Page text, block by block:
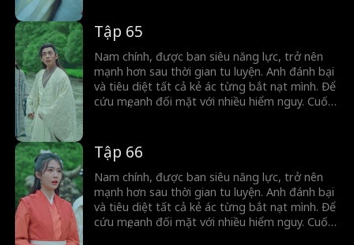
đạo tối cao.
Tập 65
Nam chính, được ban siêu năng lực, trở nên
mạnh hơn sau thời gian tu luyện. Anh đánh bại
và tiêu diệt tất cả kẻ ác từng bắt nạt mình. Để
cứu mẹ, anh đối mặt với nhiều hiểm nguy. Cuối
đạo tối cao.
Tập 66
Nam chính, được ban siêu năng lực, trở nên
mạnh hơn sau thời gian tu luyện. Anh đánh bại
và tiêu diệt tất cả kẻ ác từng bắt nạt mình. Để
cứu mẹ, anh đối mặt với nhiều hiểm nguy. Cuối